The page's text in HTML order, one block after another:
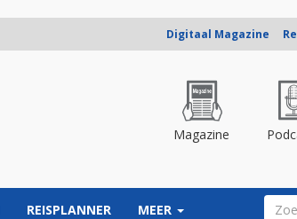
Digitaal Magazine
Magazine
REISPLANNER MEER